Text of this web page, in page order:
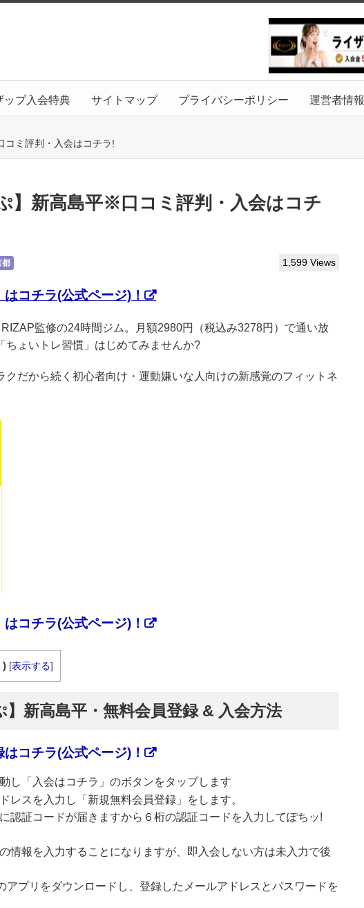
ップ入会特典 サイトマップ プライバシーポリシー 運営者情報
ミ評判・入会はコチラ!
】新高島平※口コミ評判・入会はコチ
都 1,599 Views
コチラ(公式ページ)！
監修の24時間ジム。月額2980円（税込み3278円）で通い放
ちょいトレ習慣」はじめてみませんか?
だから続く初心者向け・運動嫌いな人向けの新感覚のフィットネ
コチラ(公式ページ)！
) [表示する]
新高島平・無料会員登録 & 入会方法
コチラ(公式ページ)！
し「入会はコチラ」のボタンをタップします
レスを入力し「新規無料会員登録」をします。
認証コードが届きますから６桁の認証コードを入力してぽちッ!
情報を入力することになりますが、即入会しない方は未入力で後
アプリをダウンロードし、登録したメールアドレスとパスワードを